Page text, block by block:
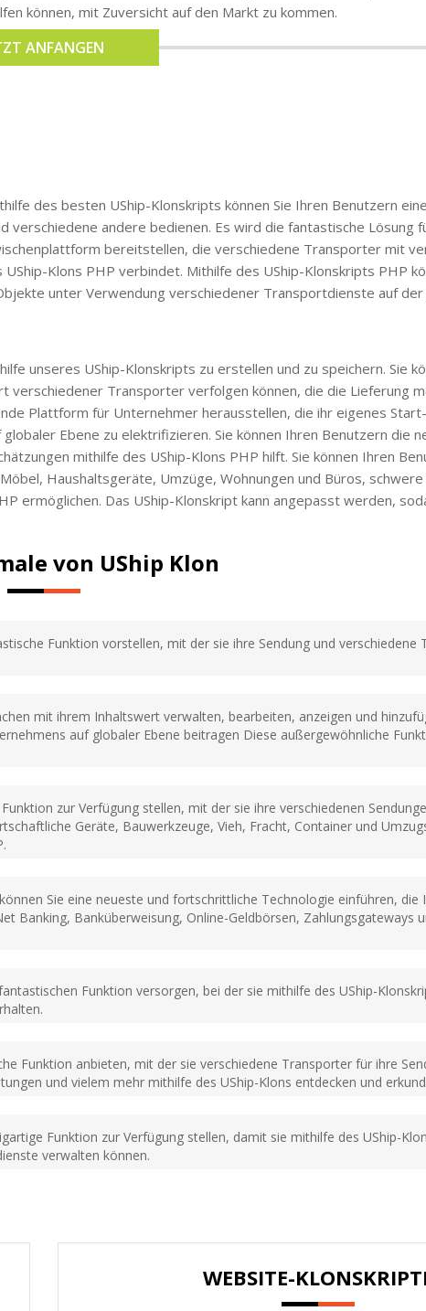
können, mit Zuversicht auf den Markt zu kommen.
ANFANGEN
des besten UShip-Klonskripts können Sie Ihren Benutzern
andere bedienen. Es wird die fantastische Lösung
bereitstellen, die verschiedene Transporter mit
Klons PHP verbindet. Mithilfe des UShip-Klonskripts PHP
unter Verwendung verschiedener Transportdienste auf
unseres UShip-Klonskripts zu erstellen und zu speichern. Sie
Transporter verfolgen können, die die Lieferung
Plattform für Unternehmer herausstellen, die ihr eigenes
Ebene zu elektrifizieren. Sie können Ihren Benutzern die
mithilfe des UShip-Klons PHP hilft. Sie können Ihren
Haushaltsgeräte, Umzüge, Wohnungen und Büros,
ermöglichen. Das UShip-Klonskript kann angepasst werden,
von UShip Klon
Funktion vorstellen, mit der sie ihre Sendung und verschiedene
mit ihrem Inhaltswert verwalten, bearbeiten, anzeigen und
auf globaler Ebene beitragen Diese außergewöhnliche
zur Verfügung stellen, mit der sie ihre verschiedenen
Geräte, Bauwerkzeuge, Vieh, Fracht, Container und
Sie eine neueste und fortschrittliche Technologie einführen, die
Banking, Banküberweisung, Online-Geldbörsen, Zahlungsgateways
Funktion versorgen, bei der sie mithilfe des UShip-
Funktion anbieten, mit der sie verschiedene Transporter für ihre
und vielem mehr mithilfe des UShip-Klons entdecken und
Funktion zur Verfügung stellen, damit sie mithilfe des UShip-
verwalten können.
WEBSITE-